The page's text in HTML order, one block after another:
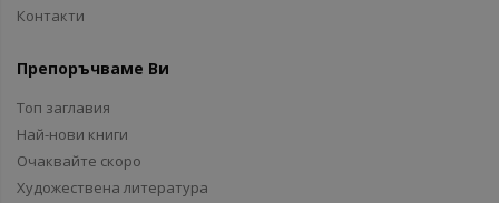
Контакти
Препоръчваме Ви
Топ заглавия
Най-нови книги
Очаквайте скоро
Художествена литература